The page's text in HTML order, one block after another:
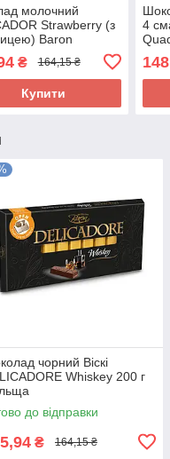
молочний
Strawberry (з
Baron
₴ 164,15 ₴
Купити
4
чорний Віскі
Whiskey 200 г
до відправки
₴ 164,15 ₴